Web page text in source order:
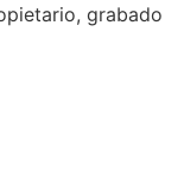
grabado